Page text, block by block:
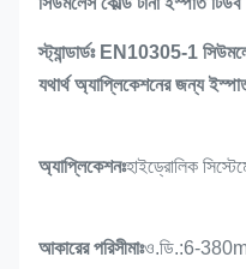
স্ট্যান্ডার্ডঃ EN10305-1
যথার্থ অ্যাপ্লিকেশনের জন্য
অ্যাপ্লিকেশনঃহাইড্রোলিক
আকারের পরিসীমাঃও.ডি.:6-